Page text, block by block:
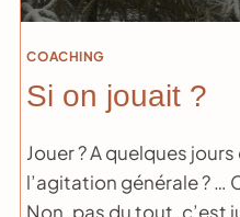
COACHING
Si on jouait ?
Jouer ? A quelques jours
l’agitation générale ? …
Non, pas du tout, c’est